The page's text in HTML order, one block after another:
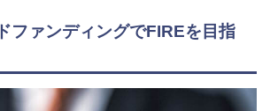
ファンディングでFIREを目指